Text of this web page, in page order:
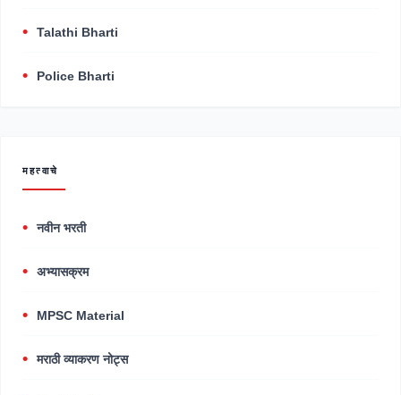
Talathi Bharti
Police Bharti
महत्वाचे
नवीन भरती
अभ्यासक्रम
MPSC Material
मराठी व्याकरण नोट्स